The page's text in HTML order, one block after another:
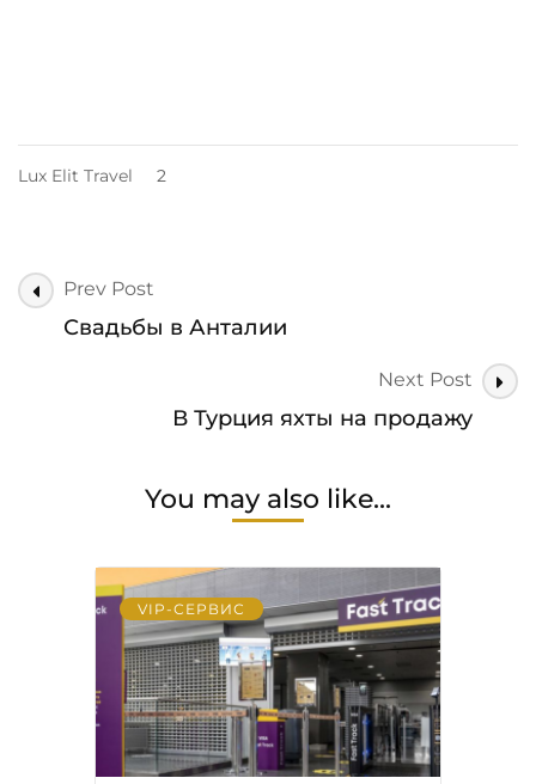
Lux Elit Travel 2
Post
Navigation
Prev Post
Свадьбы в Анталии
Next Post
В Турция яхты на продажу
You may also like...
VIP-СЕРВИС